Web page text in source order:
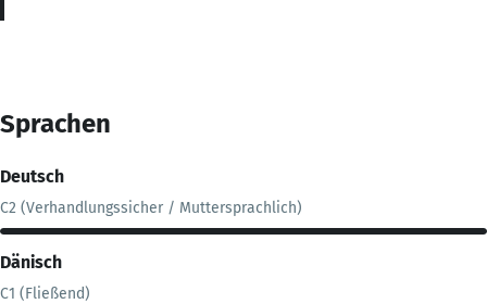
Sprachen
Deutsch
C2 (Verhandlungssicher / Muttersprachlich)
Dänisch
C1 (Fließend)